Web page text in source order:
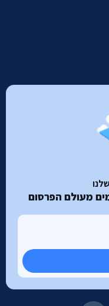
מעולם הפרסום